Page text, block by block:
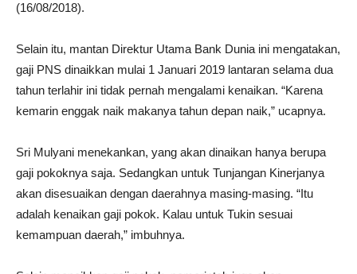
(16/08/2018).
Selain itu, mantan Direktur Utama Bank Dunia ini mengatakan,
gaji PNS dinaikkan mulai 1 Januari 2019 lantaran selama dua
tahun terlahir ini tidak pernah mengalami kenaikan. “Karena
kemarin enggak naik makanya tahun depan naik,” ucapnya.
Sri Mulyani menekankan, yang akan dinaikan hanya berupa
gaji pokoknya saja. Sedangkan untuk Tunjangan Kinerjanya
akan disesuaikan dengan daerahnya masing-masing. “Itu
adalah kenaikan gaji pokok. Kalau untuk Tukin sesuai
kemampuan daerah,” imbuhnya.